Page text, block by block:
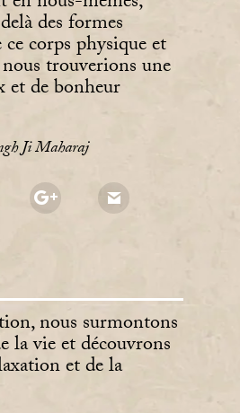
des formes
corps physique et
trouverions une
et de bonheur
Ji Maharaj
nous surmontons
la vie et découvrons
et de la